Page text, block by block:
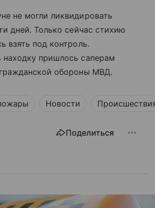
не могли ликвидировать
дней. Только сейчас стихию
взять под контроль.
находку пришлось саперам
обороны МВД.
Новости
Поделиться